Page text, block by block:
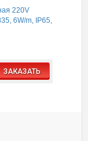
220V
6W/m, IP65,
ЗАКАЗАТЬ